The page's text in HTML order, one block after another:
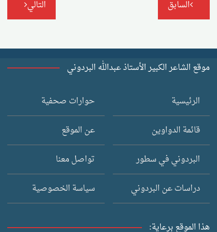
المقالات
السابق التالي
موقع الشاعر الكبير الأستاذ عبدالله البردوني
الرئيسية
قائمة الدواوين
البردوني في سطور
دراسات عن البردوني
حوارات صحفية
عن الموقع
تواصل معنا
سياسة الخصوصية
هذا الموقع برعاية: